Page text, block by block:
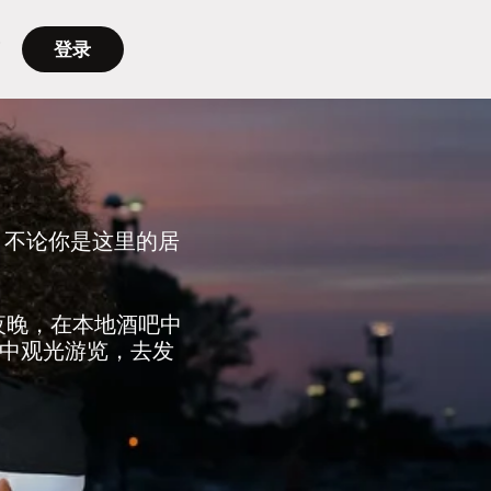
登录
论你是这里的居
，在本地酒吧中
观光游览，去发